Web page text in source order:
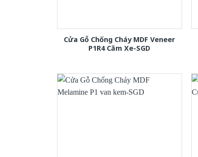
Cửa Gỗ Chống Cháy MDF Veneer
P1R4 Căm Xe-SGD